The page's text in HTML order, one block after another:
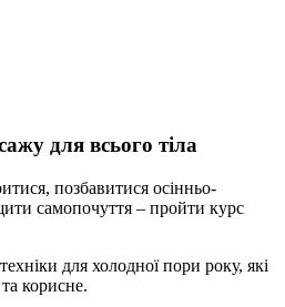
для всього тіла
позбавитися осінньо-
самопочуття – пройти курс
для холодної пори року, які
корисне.